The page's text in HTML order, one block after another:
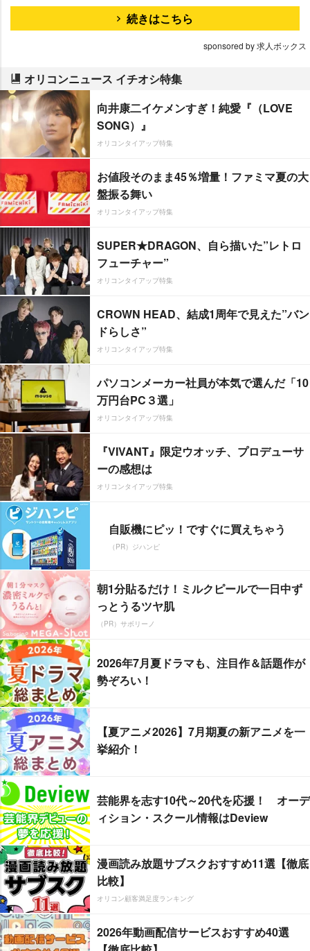
続きはこちら
sponsored by 求人ボックス
オリコンニュース イチオシ特集
向井康二イケメンすぎ！純愛『（LOVE
SONG）』
オリコンタイアップ特集
お値段そのまま45％増量！ファミマ夏の大
盤振る舞い
オリコンタイアップ特集
SUPER★DRAGON、自ら描いた”レトロ
フューチャー”
オリコンタイアップ特集
CROWN HEAD、結成1周年で見えた”バン
ドらしさ”
オリコンタイアップ特集
パソコンメーカー社員が本気で選んだ「10
万円台PC３選」
オリコンタイアップ特集
『VIVANT』限定ウオッチ、プロデューサ
ーの感想は
オリコンタイアップ特集
自販機にピッ！ですぐに買えちゃう
（PR）ジハンピ
朝1分貼るだけ！ミルクピールで一日中ず
っとうるツヤ肌
（PR）サボリーノ
2026年7月夏ドラマも、注目作＆話題作が
勢ぞろい！
【夏アニメ2026】7月期夏の新アニメを一
挙紹介！
芸能界を志す10代～20代を応援！ オーデ
ィション・スクール情報はDeview
漫画読み放題サブスクおすすめ11選【徹底
比較】
オリコン顧客満足度ランキング
2026年動画配信サービスおすすめ40選